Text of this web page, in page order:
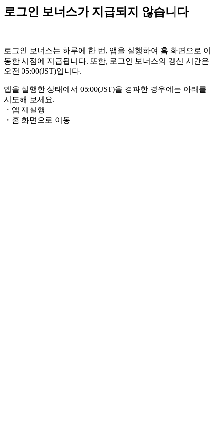
로그인 보너스가 지급되지 않습니다
로그인 보너스는 하루에 한 번, 앱을 실행하여 홈 화면으로 이
동한 시점에 지급됩니다. 또한, 로그인 보너스의 갱신 시간은
오전 05:00(JST)입니다.
앱을 실행한 상태에서 05:00(JST)을 경과한 경우에는 아래를
시도해 보세요.
・앱 재실행
・홈 화면으로 이동